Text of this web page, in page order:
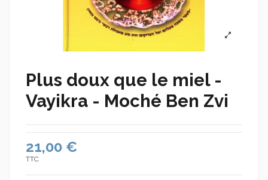
Plus doux que le miel -
Vayikra - Moché Ben Zvi
21,00 €
TTC